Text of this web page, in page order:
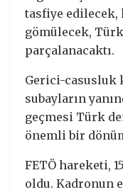
tasfiye
gömülecek,
parçalanacaktı.
Gerici-casusluk
subayların
geçmesi Türk
önemli bir
FETÖ hareketi,
oldu. Kadronun